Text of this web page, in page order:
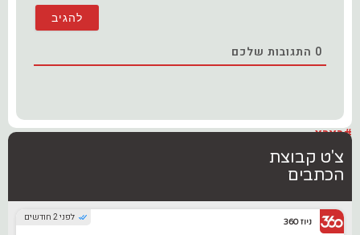
0 התגובות שלכם
#בארץ
צ'ט קבוצת
הכתבים
לפני 2 חודשים ניוז 360